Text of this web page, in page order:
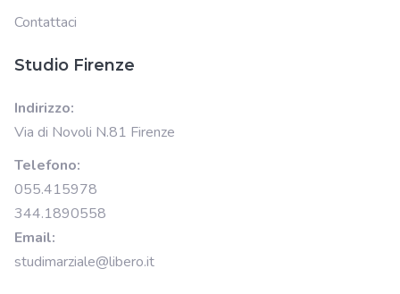
Contattaci
Studio Firenze
Indirizzo:
Via di Novoli N.81 Firenze
Telefono:
055.415978
344.1890558
Email:
studimarziale@libero.it